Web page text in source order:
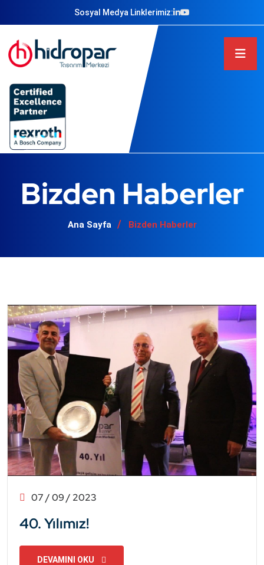
Sosyal Medya Linklerimiz:
Bizden Haberler
Ana Sayfa Bizden Haberler
07 / 09 / 2023
40. Yılımız!
DEVAMINI OKU